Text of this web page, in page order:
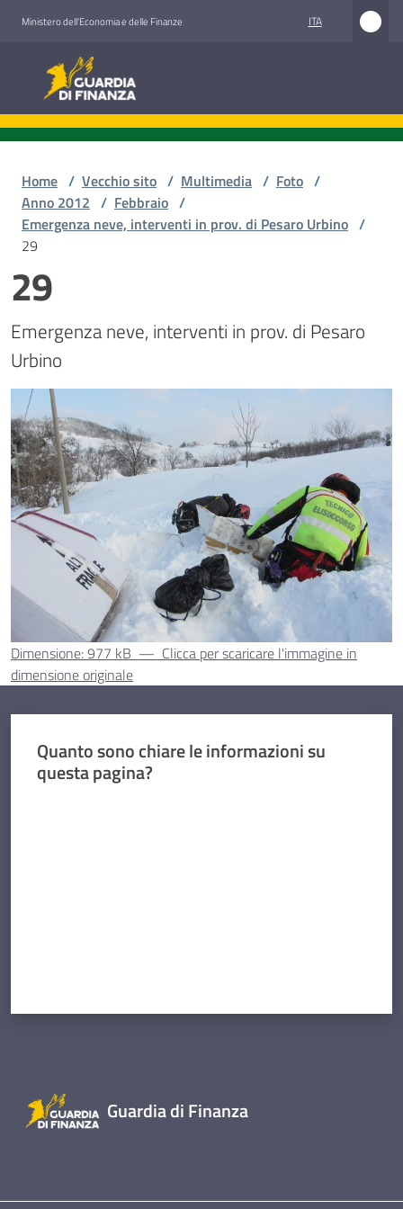
Ministero dell'Economia e delle Finanze ITA
Guardia di Finanza
Home / Vecchio sito / Multimedia / Foto /
Anno 2012 / Febbraio /
Emergenza neve, interventi in prov. di Pesaro Urbino /
29
29
Emergenza neve, interventi in prov. di Pesaro
Urbino
Dimensione: 977 kB — Clicca per scaricare l'immagine in
dimensione originale
Quanto sono chiare le informazioni su
questa pagina?
Guardia di Finanza